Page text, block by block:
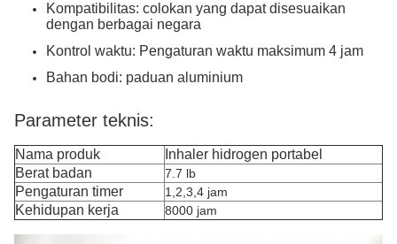
Kompatibilitas: colokan yang dapat disesuaikan
dengan berbagai negara
Kontrol waktu: Pengaturan waktu maksimum 4 jam
Bahan bodi: paduan aluminium
Parameter teknis:
Nama produk
Inhaler hidrogen portabel
Berat badan
7.7 lb
Pengaturan timer 1,2,3,4 jam
Kehidupan kerja 8000 jam